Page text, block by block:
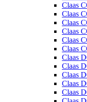
Claas
Claas
Claas
Claas
Claas
Claas
Claas
Claas
Claas
Claas
Claas